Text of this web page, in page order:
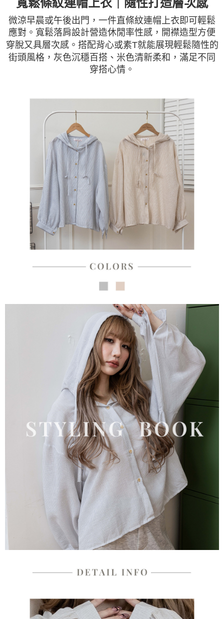
微涼早晨或午後出門，一件直條紋連帽上衣即可輕鬆
應對。寬鬆落肩設計營造休閒率性感，開襟造型方便
穿脫又具層次感。搭配背心或素T就能展現輕鬆隨性的
街頭風格，灰色沉穩百搭、米色清新柔和，滿足不同
穿搭心情。